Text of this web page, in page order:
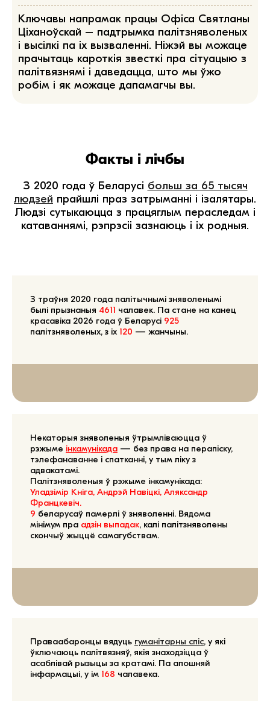
Ключавы напрамак працы Офіса Святланы
Ціханоўскай – падтрымка палітзняволеных
і высілкі па іх вызваленні. Ніжэй вы можаце
прачытаць кароткія звесткі пра сітуацыю з
палітвязнямі і даведацца, што мы ўжо
робім і як можаце дапамагчы вы.
Факты і лічбы
З 2020 года ў Беларусі больш за 65 тысяч
людзей прайшлі праз затрыманні і ізалятары.
Людзі сутыкаюцца з працяглым пераследам і
катаваннямі, рэпрэсіі зазнаюць і іх родныя.
З траўня 2020 года палітычнымі зняволенымі
былі прызнаныя 4611 чалавек. Па стане на канец
красавіка 2026 года ў Беларусі 925
палітзняволеных, з іх 120 — жанчыны.
Некаторыя зняволеныя ўтрымліваюцца ў
рэжыме інкамунікада — без права на перапіску,
тэлефанаванне і спатканні, у тым ліку з
адвакатамі.
Палітзняволеныя ў рэжыме інкамунікада:
Уладзімір Кніга, Андрэй Навіцкі, Аляксандр
Францкевіч.
9 беларусаў памерлі ў зняволенні. Вядома
мінімум пра адзін выпадак, калі палітзняволены
скончыў жыццё самагубствам.
Праваабаронцы вядуць гуманітарны спіс, у які
ўключаюць палітвязняў, якія знаходзіцца ў
асаблівай рызыцы за кратамі. Па апошняй
інфармацыі, у ім 168 чалавека.